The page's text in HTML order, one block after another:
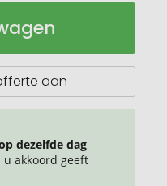
aan
dezelfde dag
akkoord geeft